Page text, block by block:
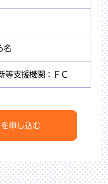
等支援機関：ＦＣ
申し込む